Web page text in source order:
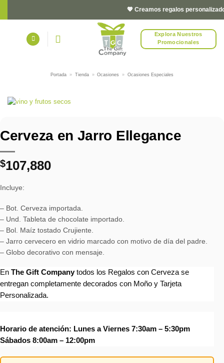
💖 Creamos regalos
Explora Nuestros
Promocionales
Portada » Tienda » Ocasiones » Ocasiones Especiales
Cerveza en Jarro Ellegance
$107,880
Incluye:
– Bot. Cerveza importada.
– Und. Tableta de chocolate importado.
– Bol. Maíz tostado Crujiente.
– Jarro cervecero en vidrio marcado con motivo de día del padre.
– Globo decorativo con mensaje.
En The Gift Companytodos los Regalos con Cerveza se
entregan completamente decorados con Moño y Tarjeta
Personalizada.
Horario de atención: Lunes a Viernes 7:30am – 5:30pm
Sábados 8:00am – 12:00pm